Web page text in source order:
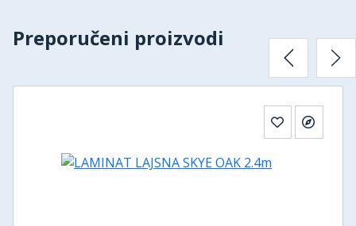
Preporučeni proizvodi